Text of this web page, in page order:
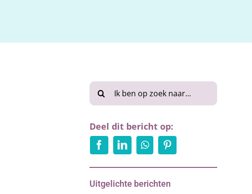
Zoeken
naar:
Deel dit bericht op:
Uitgelichte berichten